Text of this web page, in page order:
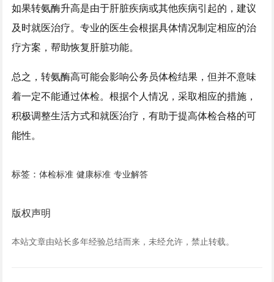
如果转氨酶升高是由于肝脏疾病或其他疾病引起的，建议
及时就医治疗。专业的医生会根据具体情况制定相应的治
疗方案，帮助恢复肝脏功能。
总之，转氨酶高可能会影响公务员体检结果，但并不意味
着一定不能通过体检。根据个人情况，采取相应的措施，
积极调整生活方式和就医治疗，有助于提高体检合格的可
能性。
标签：体检标准 健康标准 专业解答
版权声明
本站文章由站长多年经验总结而来，未经允许，禁止转载。